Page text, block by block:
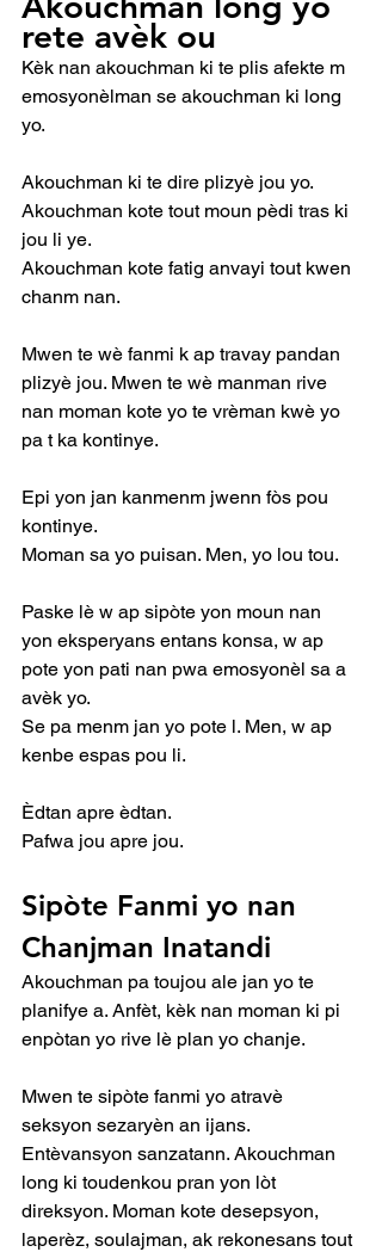
rete avèk ou
Kèk nan akouchman ki te plis afekte m
emosyonèlman se akouchman ki long
yo.
Akouchman ki te dire plizyè jou yo.
Akouchman kote tout moun pèdi tras ki
jou li ye.
Akouchman kote fatig anvayi tout kwen
chanm nan.
Mwen te wè fanmi k ap travay pandan
plizyè jou. Mwen te wè manman rive
nan moman kote yo te vrèman kwè yo
pa t ka kontinye.
Epi yon jan kanmenm jwenn fòs pou
kontinye.
Moman sa yo puisan. Men, yo lou tou.
Paske lè w ap sipòte yon moun nan
yon eksperyans entans konsa, w ap
pote yon pati nan pwa emosyonèl sa a
avèk yo.
Se pa menm jan yo pote l. Men, w ap
kenbe espas pou li.
Èdtan apre èdtan.
Pafwa jou apre jou.
Sipòte Fanmi yo nan
Chanjman Inatandi
Akouchman pa toujou ale jan yo te
planifye a. Anfèt, kèk nan moman ki pi
enpòtan yo rive lè plan yo chanje.
Mwen te sipòte fanmi yo atravè
seksyon sezaryèn an ijans.
Entèvansyon sanzatann. Akouchman
long ki toudenkou pran yon lòt
direksyon. Moman kote desepsyon,
laperèz, soulajman, ak rekonesans tout